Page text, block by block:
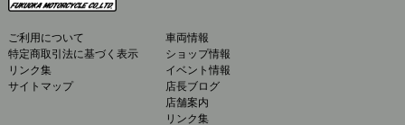
ご利用について
特定商取引法に基づく表示
リンク集
サイトマップ
車両情報
ショップ情報
イベント情報
店長ブログ
店舗案内
リンク集